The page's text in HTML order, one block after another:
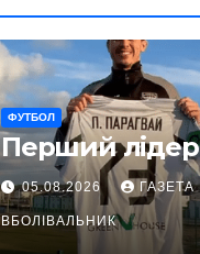
ФУТБОЛ
Перший лідер
05.08.2026 ГАЗЕТА
ВБОЛІВАЛЬНИК